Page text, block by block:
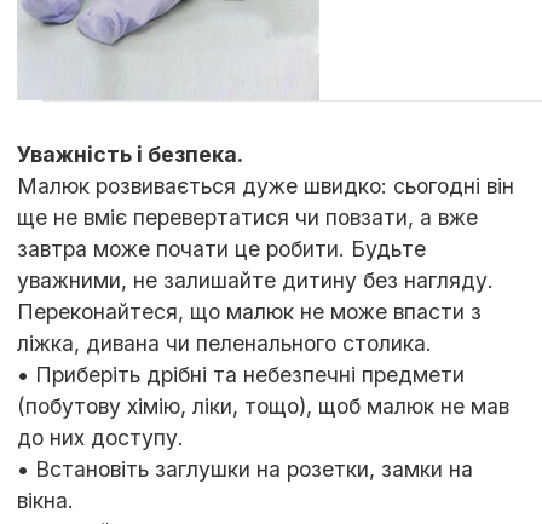
Уважність і безпека.
Малюк розвивається дуже швидко: сьогодні він
ще не вміє перевертатися чи повзати, а вже
завтра може почати це робити. Будьте
уважними, не залишайте дитину без нагляду.
Переконайтеся, що малюк не може впасти з
ліжка, дивана чи пеленального столика.
• Приберіть дрібні та небезпечні предмети
(побутову хімію, ліки, тощо), щоб малюк не мав
до них доступу.
• Встановіть заглушки на розетки, замки на
вікна.